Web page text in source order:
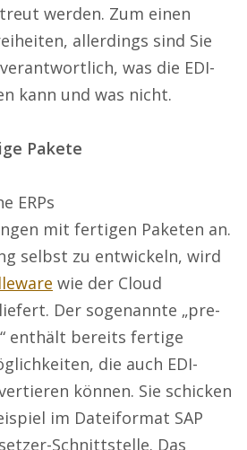
werden. Zum einen
allerdings sind Sie
was die EDI-
kann und was nicht.
Pakete
ERPs
mit fertigen Paketen an.
selbst zu entwickeln, wird
wie der Cloud
Der sogenannte „pre-
enthält bereits fertige
die auch EDI-
können. Sie schicken
im Dateiformat SAP
Schnittstelle. Das